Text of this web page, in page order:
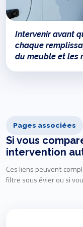
Intervenir avant
chaque
du meuble et les
Pages associées
Si vous
intervention
Ces liens peuvent
filtre sous évier ou si